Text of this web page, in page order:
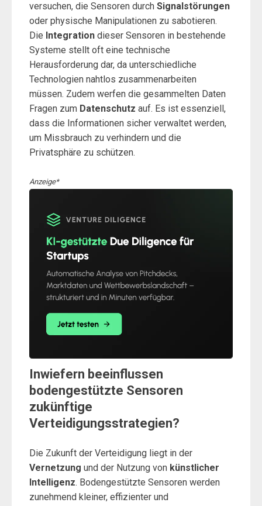
versuchen, die Sensoren durch Signalstörungen
oder physische Manipulationen zu sabotieren.
Die Integration dieser Sensoren in bestehende
Systeme stellt oft eine technische
Herausforderung dar, da unterschiedliche
Technologien nahtlos zusammenarbeiten
müssen. Zudem werfen die gesammelten Daten
Fragen zum Datenschutz auf. Es ist essenziell,
dass die Informationen sicher verwaltet werden,
um Missbrauch zu verhindern und die
Privatsphäre zu schützen.
Anzeige*
Inwiefern beeinflussen
bodengestützte Sensoren
zukünftige
Verteidigungsstrategien?
Die Zukunft der Verteidigung liegt in der
Vernetzung und der Nutzung von künstlicher
Intelligenz. Bodengestützte Sensoren werden
zunehmend kleiner, effizienter und